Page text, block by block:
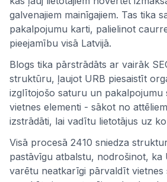
galvenajiem mainīgajiem. Tas tika
pakalpojumu karti, palielinot
pieejamību visā Latvijā.
Blogs tika pārstrādāts ar vairāk
struktūru, ļaujot URB piesaistīt
izglītojošo saturu un pakalpojumu
vietnes elementi - sākot no
izstrādāti, lai vadītu lietotājus uz
Visā procesā 2410 sniedza
pastāvīgu atbalstu, nodrošinot, ka
varētu neatkarīgi pārvaldīt vietnes